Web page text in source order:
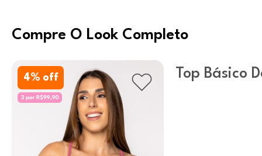
Compre O Look Completo
4% off Top Básico